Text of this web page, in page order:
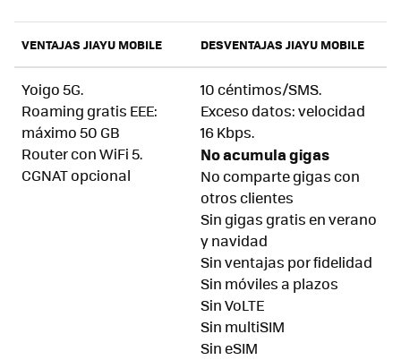
VENTAJAS JIAYU MOBILE DESVENTAJAS JIAYU MOBILE
Yoigo 5G.
Roaming gratis EEE:
máximo 50 GB
Router con WiFi 5.
CGNAT opcional
10 céntimos/SMS.
Exceso datos: velocidad
16 Kbps.
No acumula gigas
No comparte gigas con
otros clientes
Sin gigas gratis en verano
y navidad
Sin ventajas por fidelidad
Sin móviles a plazos
Sin VoLTE
Sin multiSIM
Sin eSIM